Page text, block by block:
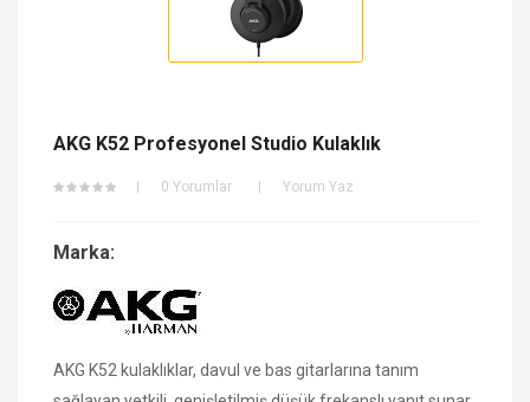
AKG K52 Profesyonel Studio Kulaklık
0 Yorumlar Yorum Yaz
Marka:
AKG K52 kulaklıklar, davul ve bas gitarlarına tanım